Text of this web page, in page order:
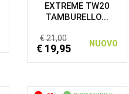
EXTREME TW20
TAMBURELLO...
€ 21,00
€ 19,95 NUOVO